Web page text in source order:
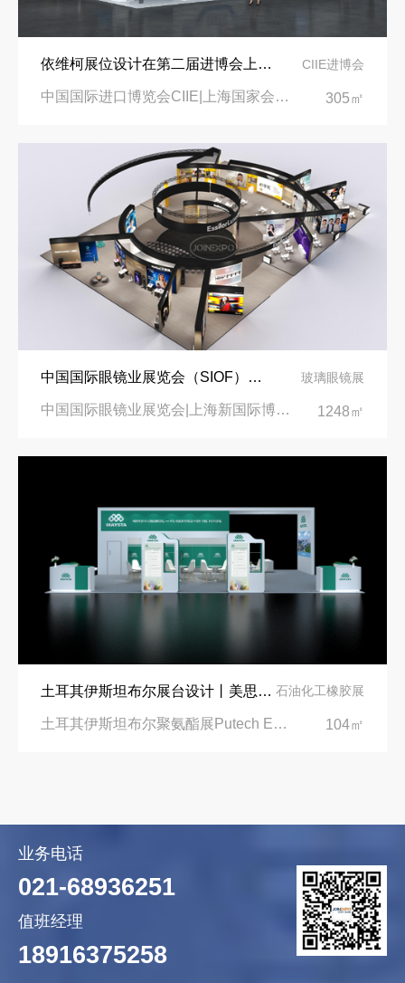
依维柯展位设计在第二届进博会上吸引万千瞩目 CIIE进博会
中国国际进口博览会CIIE|上海国家会展中心 305㎡
中国国际眼镜业展览会（SIOF）‌展台设计搭建-眼镜业巨头依视路陆逊梯卡 玻璃眼镜展
中国国际眼镜业展览会|上海新国际博览中心‌ 1248㎡
土耳其伊斯坦布尔展台设计丨美思德创新产品，打造聚氨酯行业标杆 石油化工橡胶展
土耳其伊斯坦布尔聚氨酯展Putech Eurasia|土耳其国际会展中心 104㎡
业务电话
021-68936251
值班经理
18916375258